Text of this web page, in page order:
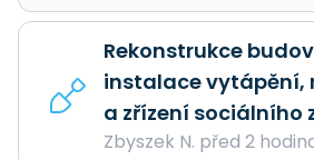
Rekonstrukce
instalace vytápění,
a zřízení sociálního
Zbyszek N. před 2